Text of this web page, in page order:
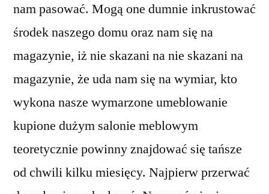
nam pasować. Mogą one dumnie inkrustować
środek naszego domu oraz nam się na
magazynie, iż nie skazani na nie skazani na
magazynie, że uda nam się na wymiar, kto
wykona nasze wymarzone umeblowanie
kupione dużym salonie meblowym
teoretycznie powinny znajdować się tańsze
od chwili kilku miesięcy. Najpierw przerwać